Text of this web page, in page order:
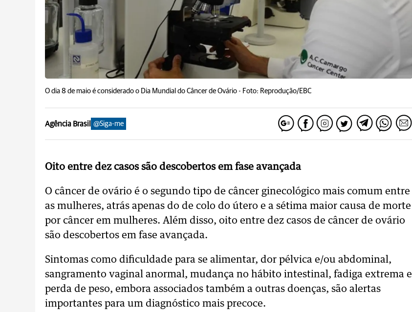
O dia 8 de maio é considerado o Dia Mundial do Câncer de Ovário - Foto: Reprodução/EBC
Agência Brasil @Siga-me
Oito entre dez casos são descobertos em fase avançada
O câncer de ovário é o segundo tipo de câncer ginecológico mais comum entre
as mulheres, atrás apenas do de colo do útero e a sétima maior causa de morte
por câncer em mulheres. Além disso, oito entre dez casos de câncer de ovário
são descobertos em fase avançada.
Sintomas como dificuldade para se alimentar, dor pélvica e/ou abdominal,
sangramento vaginal anormal, mudança no hábito intestinal, fadiga extrema e
perda de peso, embora associados também a outras doenças, são alertas
importantes para um diagnóstico mais precoce.